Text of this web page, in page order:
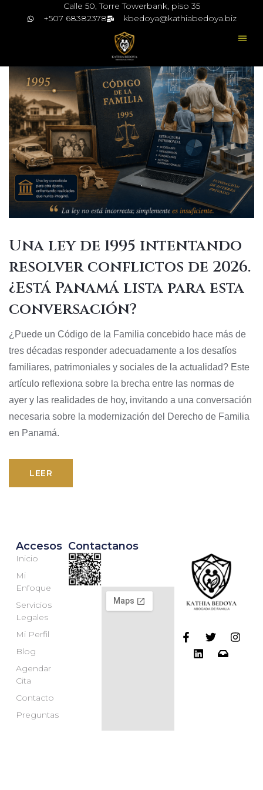
Calle 50, Torre Towerbank, piso 35
+507 68382378
kbedoya@kathiabedoya.biz
Una ley de 1995 intentando
resolver conflictos de 2026.
¿Está Panamá lista para esta
conversación?
¿Puede un Código de la Familia concebido hace más de
tres décadas responder adecuadamente a los desafíos
familiares, patrimoniales y sociales de la actualidad? Este
artículo reflexiona sobre la brecha entre las normas de
ayer y las realidades de hoy, invitando a una conversación
necesaria sobre la modernización del Derecho de Familia
en Panamá.
LEER
Accesos
Inicio
Mi
Enfoque
Servicios
Legales
Mi Perfil
Blog
Agendar
Cita
Contacto
Preguntas
Contactanos